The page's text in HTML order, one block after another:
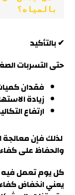
بالمياه؟
✔ بالتأكيد
حتى التسربات
فقدان
زيادة
ارتفاع
لذلك فإن
والحفاظ على
كل يوم تعمل
يعني انخفاض